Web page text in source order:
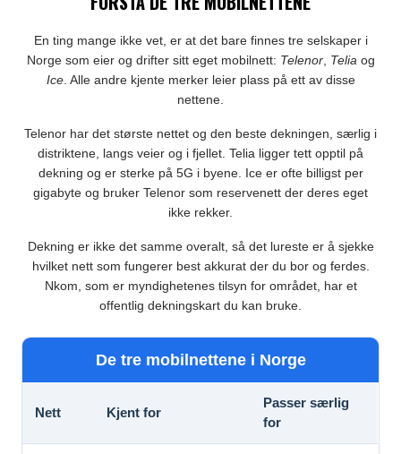
En ting mange ikke vet, er at det bare finnes tre selskaper i
Norge som eier og drifter sitt eget mobilnett: Telenor, Teliaog
Ice. Alle andre kjente merker leier plass på ett av disse
nettene.
Telenor har det største nettet og den beste dekningen, særlig i
distriktene, langs veier og i fjellet. Telia ligger tett opptil på
dekning og er sterke på 5G i byene. Ice er ofte billigst per
gigabyte og bruker Telenor som reservenett der deres eget
ikke rekker.
Dekning er ikke det samme overalt, så det lureste er å sjekke
hvilket nett som fungerer best akkurat der du bor og ferdes.
Nkom, som er myndighetenes tilsyn for området, har et
offentlig dekningskart du kan bruke.
De tre mobilnettene i Norge
Nett Kjent for
Passer særlig
for